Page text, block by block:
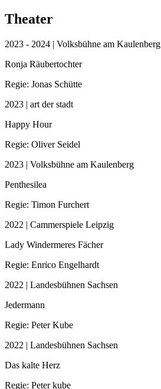
Theater
2023 - 2024 | Volksbühne am Kaulenberg
Ronja Räubertochter
Regie: Jonas Schütte
2023 | art der stadt
Happy Hour
Regie: Oliver Seidel
2023 | Volksbühne am Kaulenberg
Penthesilea
Regie: Timon Furchert
2022 | Cammerspiele Leipzig
Lady Windermeres Fächer
Regie: Enrico Engelhardt
2022 | Landesbühnen Sachsen
Jedermann
Regie: Peter Kube
2022 | Landesbühnen Sachsen
Das kalte Herz
Regie: Peter kube